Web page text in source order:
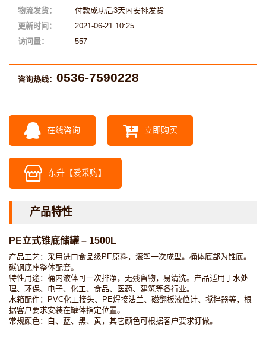
物流发货：
付款成功后3天内安排发货
更新时间：
2021-06-21 10:25
访问量：
557
咨询热线： 0536-7590228
在线咨询 立即购买
东升【爱采购】
产品特性
PE立式锥底储罐 – 1500L
产品工艺：采用进口食品级PE原料，滚塑一次成型。桶体底部为锥底。
碳钢底座整体配套。
特性用途：桶内液体可一次排净，无残留物，易清洗。产品适用于水处
理、环保、电子、化工、食品、医药、建筑等各行业。
水箱配件：PVC化工接头、PE焊接法兰、磁翻板液位计、搅拌器等，根
据客户要求安装在罐体指定位置。
常规颜色：白、蓝、黑、黄，其它颜色可根据客户要求订做。